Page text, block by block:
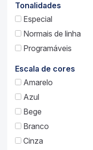
Tonalidades
Especial
Normais de linha
Programáveis
Escala de cores
Amarelo
Azul
Bege
Branco
Cinza